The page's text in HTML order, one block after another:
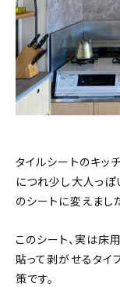
タイルシートのキッ
につれ少し大人っぽ
のシートに変えまし
このシート、実は床
貼って剥がせるタイ
策です。